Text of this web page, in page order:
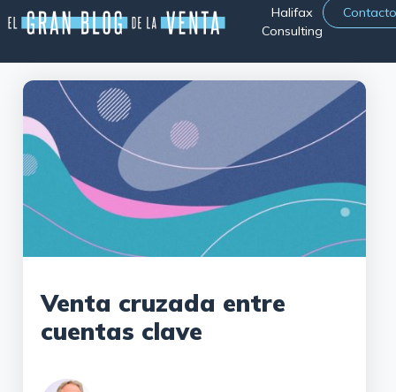
Halifax
Consulting
Contacto
Venta cruzada entre
cuentas clave